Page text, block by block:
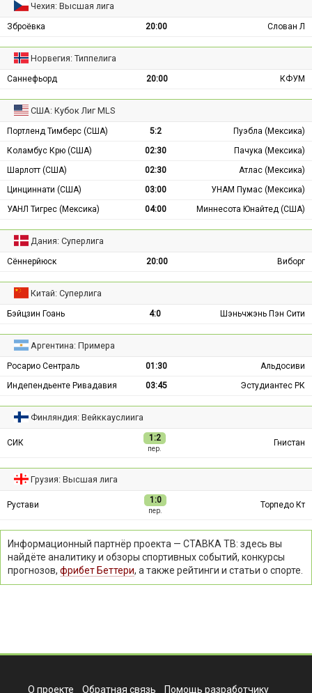
Чехия: Высшая лига
Зброёвка 20:00 Слован Л
Норвегия: Типпелига
Саннефьорд 20:00 КФУМ
США: Кубок Лиг MLS
Портленд Тимберс (США) 5:2
Пуэбла (Мексика)
Коламбус Крю (США)
02:30
Пачука (Мексика)
Шарлотт (США)
02:30
Атлас (Мексика)
Цинциннати (США)
03:00
УНАМ Пумас (Мексика)
УАНЛ Тигрес (Мексика)
04:00 Миннесота Юнайтед (США)
Дания: Суперлига
Сённерйюск 20:00 Виборг
Китай: Суперлига
Бэйцзин Гоань 4:0 Шэньчжэнь Пэн Сити
Аргентина: Примера
Росарио Сентраль 01:30
Альдосиви
Индепендьенте Ривадавия
03:45 Эстудиантес РК
Финляндия: Вейккауслиига
СИК 1:2
пер.
Гнистан
Грузия: Высшая лига
Рустави 1:0
пер.
Торпедо Кт
Информационный партнёр проекта — СТАВКА ТВ: здесь вы
найдёте аналитику и обзоры спортивных событий, конкурсы
прогнозов, фрибет Беттери, а также рейтинги и статьи о спорте.
О проекте Обратная связь Помощь разработчику